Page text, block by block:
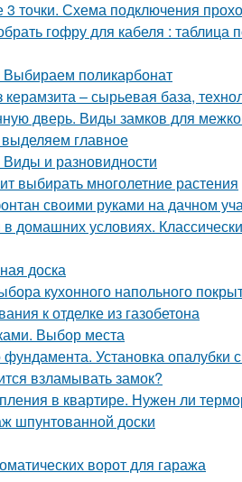
точки. Схема подключения
гофру для кабеля : таблица
Выбираем поликарбонат
– сырьевая база,
дверь. Виды замков для
главное
и разновидности
выбирать многолетние растения
своими руками на дачном
домашних условиях.
доска
кухонного напольного
к отделке из газобетона
Выбор места
Установка опалубки
взламывать замок?
в квартире. Нужен ли
шпунтованной доски
ворот для гаража